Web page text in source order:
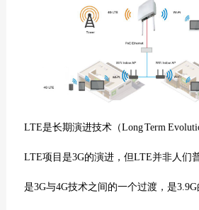
LTE是长期演进技术（Long Term
LTE项目是3G的演进，但LTE并非人们
是3G与4G技术之间的一个过渡，是